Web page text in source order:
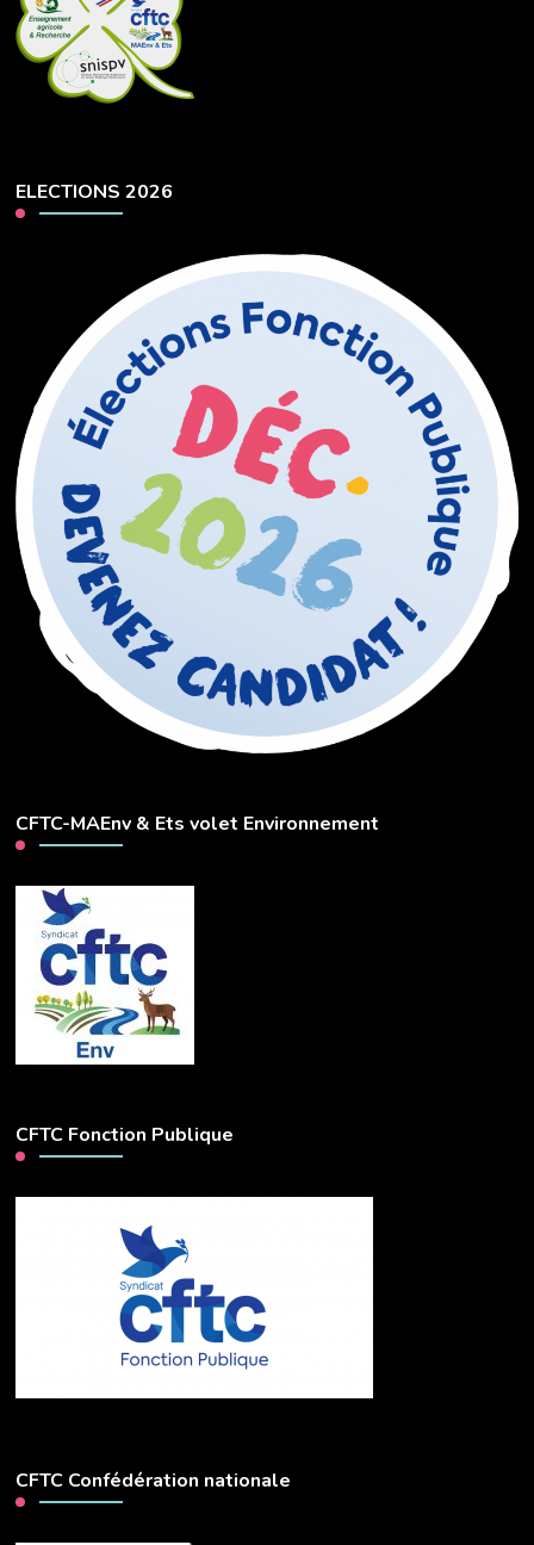
ELECTIONS 2026
CFTC-MAEnv & Ets volet Environnement
CFTC Fonction Publique
CFTC Confédération nationale